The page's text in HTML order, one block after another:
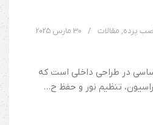
پرده, مقالات 30 مارس 2025
در طراحی داخلی است که
تنظیم نور و حفظ ح...